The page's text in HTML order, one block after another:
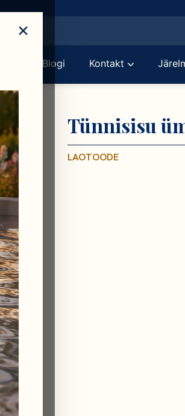
Blogi Kontakt
×
Tünnisisu
LAOTOODE